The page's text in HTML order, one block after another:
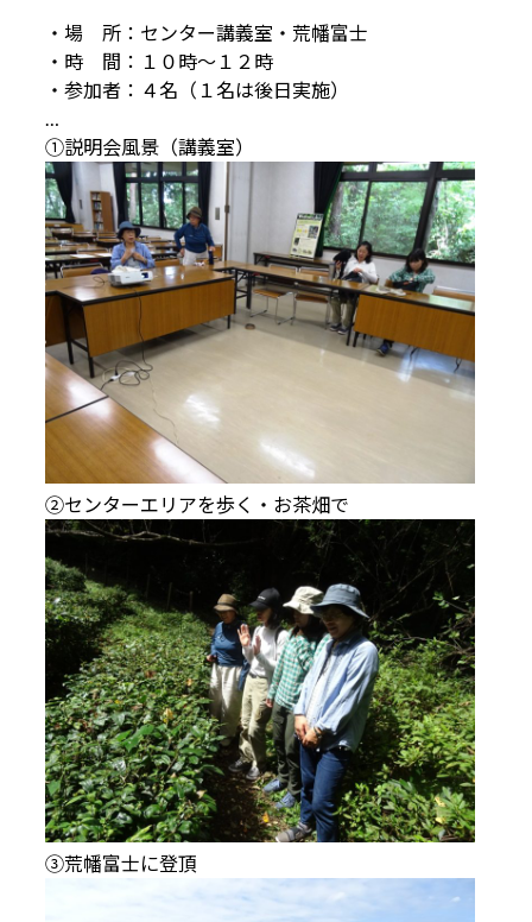
・場 所：センター講義室・荒幡富士
・時 間：１０時～１２時
・参加者：４名（１名は後日実施）
…
①説明会風景（講義室）
②センターエリアを歩く・お茶畑で
③荒幡富士に登頂